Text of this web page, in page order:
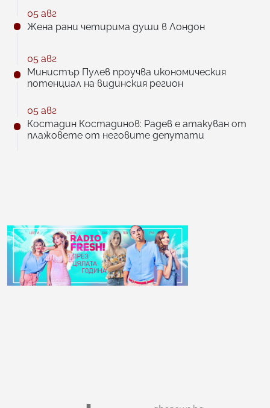
05 авг
Жена рани четирима души в Лондон
05 авг
Министър Пулев проучва икономическия
потенциал на видинския регион
05 авг
Костадин Костадинов: Радев е атакуван от
плажoвете от неговите депутати